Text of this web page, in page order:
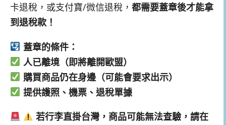
卡退稅，或支付寶/微信退稅， 都需要蓋章後才能拿
到退稅款！
蓋章的條件：
人已離境（即將離開歐盟）
購買商品仍在身邊（可能會要求出示）
提供護照、機票、退稅單據
若行李直掛台灣，商品可能無法查驗，請在